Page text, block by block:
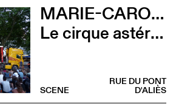
MARIE-CAROLINE HOMINAL
Le cirque astéroïde
RUE DU PONT
D'ALIÈS
SCENE